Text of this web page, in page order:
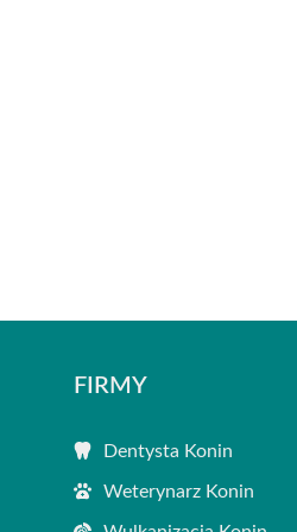
FIRMY
Dentysta Konin
Weterynarz Konin